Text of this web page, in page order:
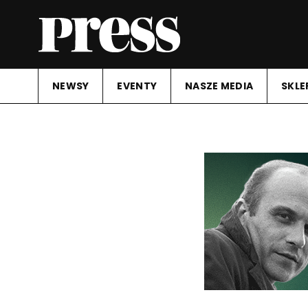
NEWSY EVENTY NASZE MEDIA